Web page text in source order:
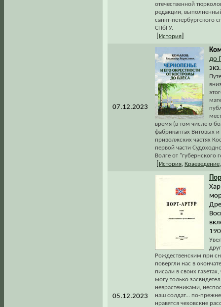
отечественной
редакции,
санкт-петербургского
СПбГУ.
История
07.12.2023
до
время (в том числе о
фабрикантах Витовых
приволжских частях
первой части
Волге от "губернского
История Краеведение
05.12.2023
Рождественским при
повергли нас в
писали в своих
могу только
неврастениками,
наш солдат... по-
нравятся чеховские